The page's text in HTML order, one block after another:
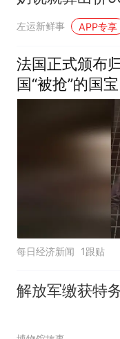
卖，拍给大家看
左运新鲜事 APP专享
法国正式颁布
国“被抢”的国
每日经济新闻 1跟贴
解放军缴获特